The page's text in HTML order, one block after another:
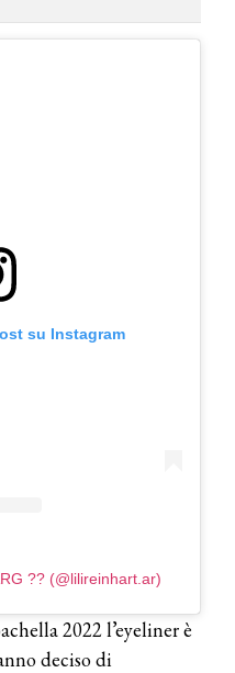
su Instagram
?? (@lilireinhart.ar)
2022 l’eyeliner è
deciso di